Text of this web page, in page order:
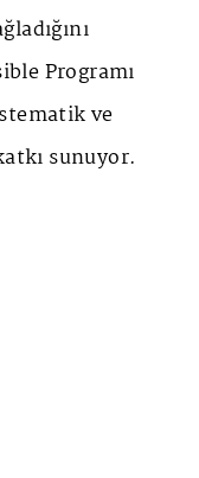
Programı
ve
sunuyor.